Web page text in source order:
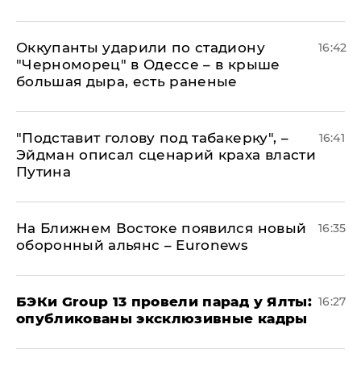
Оккупанты ударили по стадиону
"Черноморец" в Одессе – в крыше
большая дыра, есть раненые
16:42
​"Подставит голову под табакерку", –
Эйдман описал сценарий краха власти
Путина
16:41
На Ближнем Востоке появился новый
оборонный альянс – Euronews
16:35
​БЭКи Group 13 провели парад у Ялты:
опубликованы эксклюзивные кадры
16:27